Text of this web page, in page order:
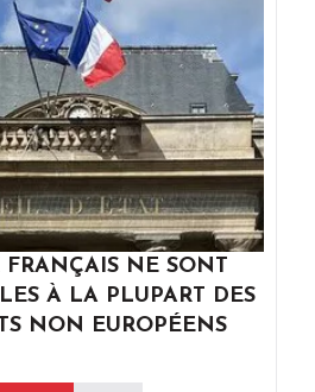
FRANÇAIS NE SONT
À LA PLUPART DES
NON EUROPÉENS